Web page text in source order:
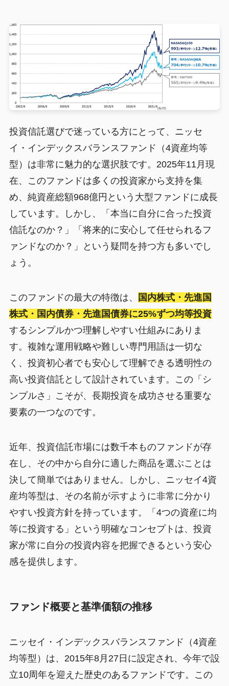
投資信託選びで迷っている方にとって、ニッセ
イ・インデックスバランスファンド（4資産均等
型）は非常に魅力的な選択肢です。2025年11月現
在、このファンドは多くの投資家から支持を集
め、純資産総額968億円という大型ファンドに成長
しています。しかし、「本当に自分に合った投資
信託なのか？」「将来的に安心して任せられるフ
ァンドなのか？」という疑問を持つ方も多いでし
ょう。
このファンドの最大の特徴は、
国内株式・先進国
株式・国内債券・先進国債券に25%ずつ均等投資
するシンプルかつ理解しやすい仕組みにありま
す。複雑な運用戦略や難しい専門用語は一切な
く、投資初心者でも安心して理解できる透明性の
高い投資信託として設計されています。この「シ
ンプルさ」こそが、長期投資を成功させる重要な
要素の一つなのです。
近年、投資信託市場には数千本ものファンドが存
在し、その中から自分に適した商品を選ぶことは
決して簡単ではありません。しかし、ニッセイ4資
産均等型は、その名前が示すように非常に分かり
やすい投資方針を持っています。「4つの資産に均
等に投資する」という明確なコンセプトは、投資
家が常に自分の投資内容を把握できるという安心
感を提供します。
ファンド概要と基準価額の推移
ニッセイ・インデックスバランスファンド（4資産
均等型）は、2015年8月27日に設定され、今年で設
立10周年を迎えた歴史のあるファンドです。この